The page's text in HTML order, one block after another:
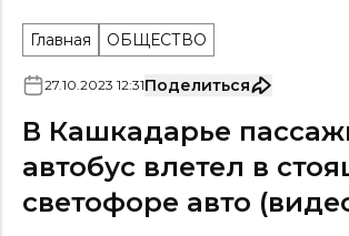
Главная ОБЩЕСТВО
27.10.2023 12:31Поделиться
В Кашкадарье
автобус влетел в
светофоре авто